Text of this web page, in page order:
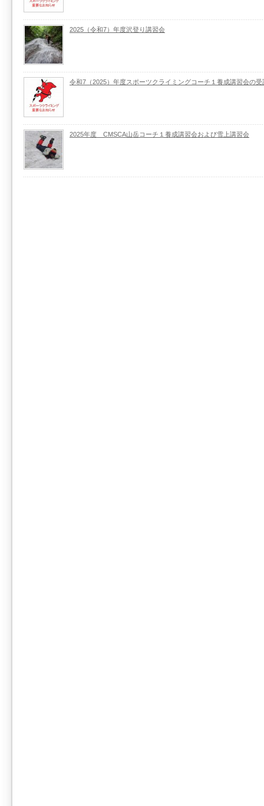
2025（令和7）年度沢登り講習会
令和7（2025）年度スポーツクライミングコーチ１養成講習会の
2025年度 CMSCA山岳コーチ１養成講習会および雪上講習会